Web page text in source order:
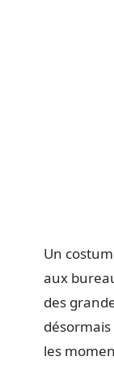
Un
aux
des
les